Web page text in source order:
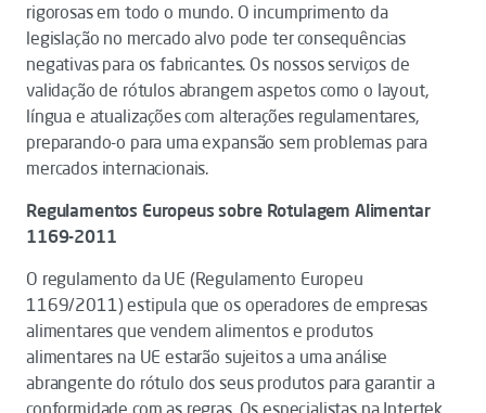
rigorosas em todo o mundo. O incumprimento da
legislação no mercado alvo pode ter consequências
negativas para os fabricantes. Os nossos serviços de
validação de rótulos abrangem aspetos como o layout,
língua e atualizações com alterações regulamentares,
preparando-o para uma expansão sem problemas para
mercados internacionais.
Regulamentos Europeus sobre Rotulagem Alimentar
1169-2011
O regulamento da UE (Regulamento Europeu
1169/2011) estipula que os operadores de empresas
alimentares que vendem alimentos e produtos
alimentares na UE estarão sujeitos a uma análise
abrangente do rótulo dos seus produtos para garantir a
conformidade com as regras. Os especialistas na Intertek